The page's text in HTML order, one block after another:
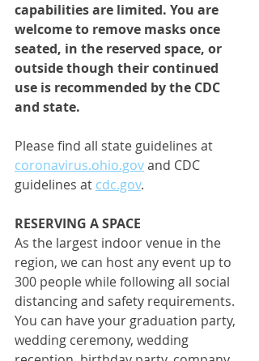
capabilities are limited. You are
welcome to remove masks once
seated, in the reserved space, or
outside though their continued
use is recommended by the CDC
and state.
Please find all state guidelines at
coronavirus.ohio.gov and CDC
guidelines at cdc.gov.
RESERVING A SPACE
As the largest indoor venue in the
region, we can host any event up to
300 people while following all social
distancing and safety requirements.
You can have your graduation party,
wedding ceremony, wedding